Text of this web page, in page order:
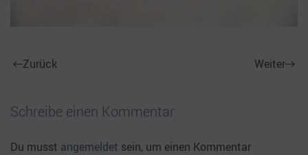
Zurück Weiter
Schreibe einen Kommentar
Du musst angemeldet sein, um einen Kommentar